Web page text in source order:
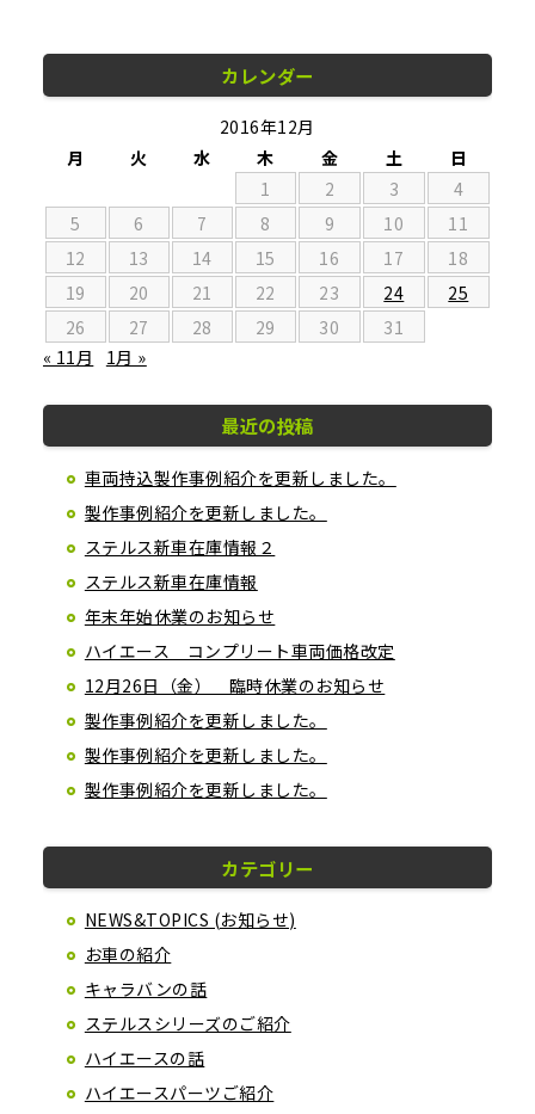
カレンダー
2016年12月
月
火 水 木 金 土
日
1
2 3
4
5
6 7 8 9 10
11
12
13 14 15 16 17
18
19
20 21 22 23 24
25
26
27 28 29 30
31
« 11月
1月 »
最近の投稿
車両持込製作事例紹介を更新しました。
製作事例紹介を更新しました。
ステルス新車在庫情報２
ステルス新車在庫情報
年末年始休業のお知らせ
ハイエース コンプリート車両価格改定
12月26日（金） 臨時休業のお知らせ
製作事例紹介を更新しました。
製作事例紹介を更新しました。
製作事例紹介を更新しました。
カテゴリー
NEWS&TOPICS (お知らせ)
お車の紹介
キャラバンの話
ステルスシリーズのご紹介
ハイエースの話
ハイエースパーツご紹介